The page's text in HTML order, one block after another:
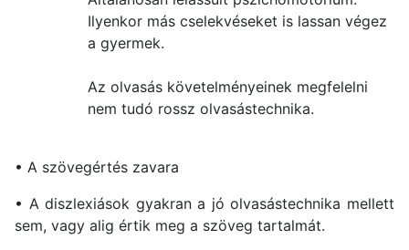
Ilyenkor más cselekvéseket is lassan végez
a gyermek.
Az olvasás követelményeinek megfelelni
nem tudó rossz olvasástechnika.
• A szövegértés zavara
• A diszlexiások gyakran a jó olvasástechnika mellett
sem, vagy alig értik meg a szöveg tartalmát.